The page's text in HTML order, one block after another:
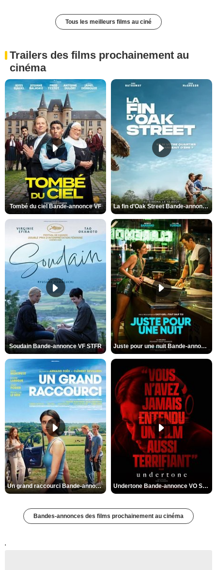
Tous les meilleurs films au ciné
Trailers des films prochainement au
cinéma
Tombé du ciel Bande-annonce VF La fin d’Oak Street Bande-annonce VO STFR
Soudain Bande-annonce VF STFR Juste pour une nuit Bande-annonce VO STFR
Un grand raccourci Bande-annonce VF Undertone Bande-annonce VO STFR
Bandes-annonces des films prochainement au cinéma
'